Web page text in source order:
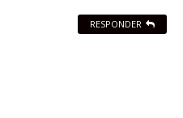
RESPONDER